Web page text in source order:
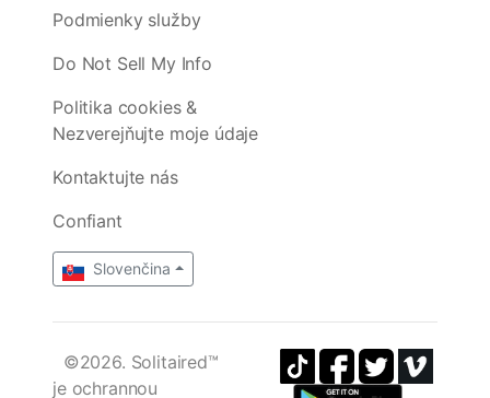
Podmienky služby
Do Not Sell My Info
Politika cookies &
Nezverejňujte moje údaje
Kontaktujte nás
Confiant
Slovenčina
©2026. Solitaired™
je ochrannou